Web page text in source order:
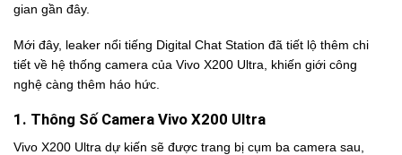
gian gần đây.
Mới đây, leaker nổi tiếng Digital Chat Station đã tiết lộ thêm chi
tiết về hệ thống camera của Vivo X200 Ultra, khiến giới công
nghệ càng thêm háo hức.
1. Thông Số Camera Vivo X200 Ultra
Vivo X200 Ultra dự kiến sẽ được trang bị cụm ba camera sau,